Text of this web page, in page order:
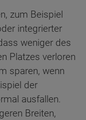
zum Beispiel
integrierter
weniger des
Platzes verloren
sparen, wenn
der
ausfallen.
Breiten,